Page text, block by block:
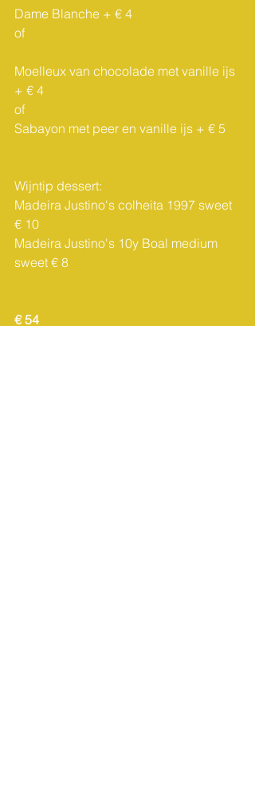
Dame Blanche + € 4
of
Moelleux van chocolade met vanille ijs
+ € 4
of
Sabayon met peer en vanille ijs + € 5
Wijntip dessert:
Madeira Justino's colheita 1997 sweet
€ 10
Madeira Justino's 10y Boal medium
sweet € 8
€ 54